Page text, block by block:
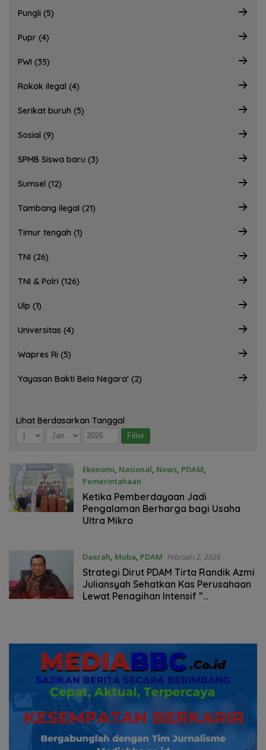
Pungli (5)
Pupr (4)
PWI (35)
Rokok ilegal (4)
Serikat buruh (5)
Sosial (9)
SPMB Siswa baru (3)
Sumsel (12)
Tambang ilegal (21)
Timur tengah (1)
TNI (26)
TNI & Polri (126)
Ulp (1)
Universitas (4)
Wapres Ri (5)
Yayasan Bakti Bela Negara' (2)
Lihat Berdasarkan Tanggal
Ekonomi, Nasional, News, PDAM,
Pemerintahaan
Mei 24, 2026
Ketika Pemberdayaan Jadi
Pengalaman Berharga bagi Usaha
Ultra Mikro
Daerah, Muba, PDAM Februari 2, 2026
Strategi Dirut PDAM Tirta Randik Azmi
Juliansyah Sehatkan Kas Perusahaan
Lewat Penagihan Intensif ”